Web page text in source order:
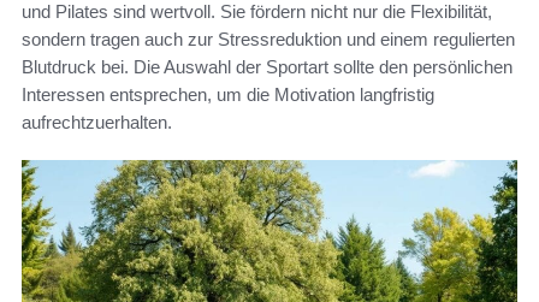
und Pilates sind wertvoll. Sie fördern nicht nur die Flexibilität,
sondern tragen auch zur Stressreduktion und einem regulierten
Blutdruck bei. Die Auswahl der Sportart sollte den persönlichen
Interessen entsprechen, um die Motivation langfristig
aufrechtzuerhalten.